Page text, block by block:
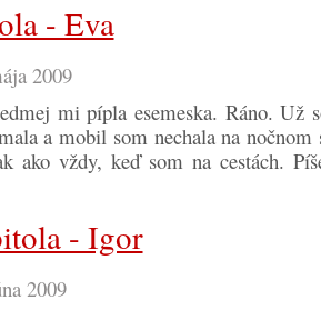
- Eva
2009
mi pípla esemeska. Ráno. Už
a mobil som nechala na
ako vždy, keď som na cestách.
- Igor
2009